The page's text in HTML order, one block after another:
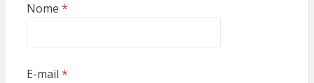
Nome *
E-mail *